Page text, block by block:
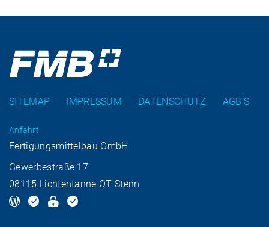
SITEMAP IMPRESSUM DATENSCHUTZ AGB’S
Anfahrt
Fertigungsmittelbau GmbH
Gewerbestraße 17
08115 Lichtentanne OT Stenn